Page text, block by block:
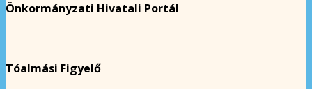
Önkormányzati Hivatali Portál
Tóalmási Figyelő